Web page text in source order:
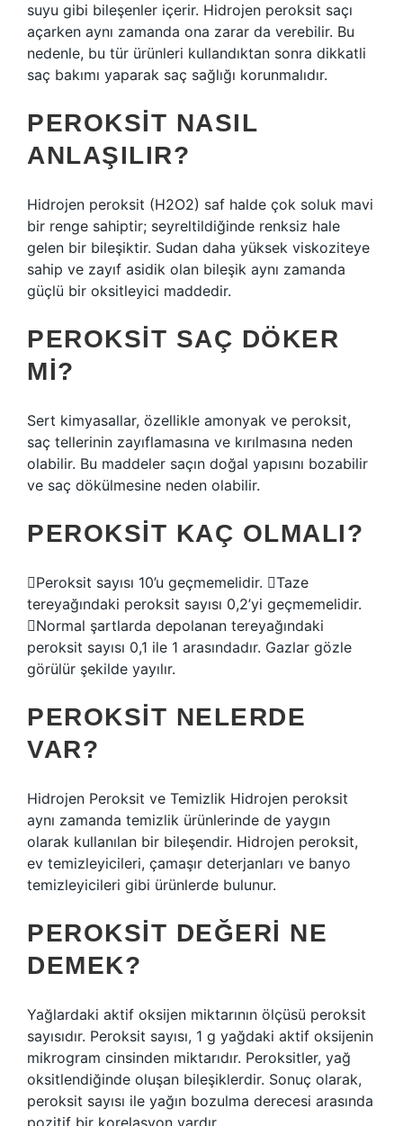
suyu gibi bileşenler içerir. Hidrojen peroksit saçı
açarken aynı zamanda ona zarar da verebilir. Bu
nedenle, bu tür ürünleri kullandıktan sonra dikkatli
saç bakımı yaparak saç sağlığı korunmalıdır.
PEROKSIT NASIL
ANLAŞILIR?
Hidrojen peroksit (H2O2) saf halde çok soluk mavi
bir renge sahiptir; seyreltildiğinde renksiz hale
gelen bir bileşiktir. Sudan daha yüksek viskoziteye
sahip ve zayıf asidik olan bileşik aynı zamanda
güçlü bir oksitleyici maddedir.
PEROKSIT SAÇ DÖKER
MI?
Sert kimyasallar, özellikle amonyak ve peroksit,
saç tellerinin zayıflamasına ve kırılmasına neden
olabilir. Bu maddeler saçın doğal yapısını bozabilir
ve saç dökülmesine neden olabilir.
PEROKSIT KAÇ OLMALI?
Peroksit sayısı 10’u geçmemelidir. Taze
tereyağındaki peroksit sayısı 0,2’yi geçmemelidir.
Normal şartlarda depolanan tereyağındaki
peroksit sayısı 0,1 ile 1 arasındadır. Gazlar gözle
görülür şekilde yayılır.
PEROKSIT NELERDE
VAR?
Hidrojen Peroksit ve Temizlik Hidrojen peroksit
aynı zamanda temizlik ürünlerinde de yaygın
olarak kullanılan bir bileşendir. Hidrojen peroksit,
ev temizleyicileri, çamaşır deterjanları ve banyo
temizleyicileri gibi ürünlerde bulunur.
PEROKSIT DEĞERI NE
DEMEK?
Yağlardaki aktif oksijen miktarının ölçüsü peroksit
sayısıdır. Peroksit sayısı, 1 g yağdaki aktif oksijenin
mikrogram cinsinden miktarıdır. Peroksitler, yağ
oksitlendiğinde oluşan bileşiklerdir. Sonuç olarak,
peroksit sayısı ile yağın bozulma derecesi arasında
pozitif bir korelasyon vardır.